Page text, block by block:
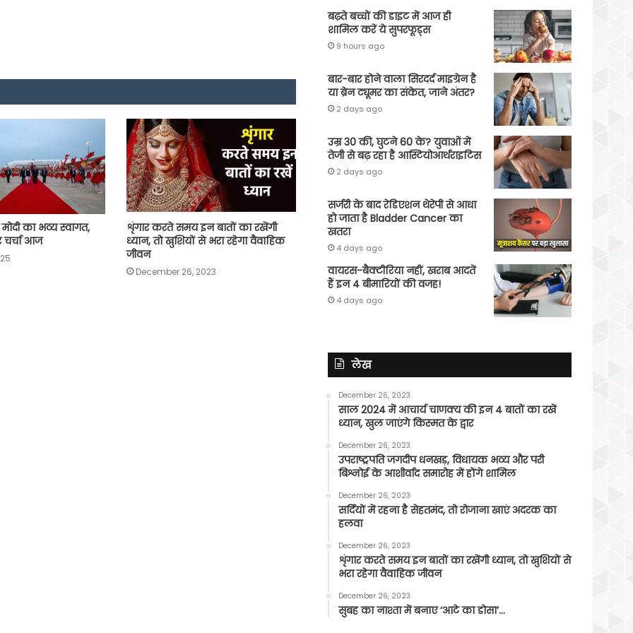
का भव्य स्वागत,
चर्चा आज
शृंगार करते समय इन बातों का रखेंगी
ध्यान, तो खुशियों से भरा रहेगा वैवाहिक
जीवन
December 26, 2023
बढ़ते बच्चों की डाइट में आज ही
शामिल करें ये सुपरफूड्स
9 hours ago
बार-बार होने वाला सिरदर्द माइग्रेन है
या ब्रेन ट्यूमर का संकेत, जाने अंतर?
2 days ago
उम्र 30 की, घुटने 60 के? युवाओं में
तेजी से बढ़ रहा है आस्टियोआर्थराइटिस
2 days ago
सर्जरी के बाद रेडिएशन थेरेपी से आधा
हो जाता है Bladder Cancer का
खतरा
4 days ago
वायरस-बैक्टीरिया नहीं, खराब आदतें
हैं इन 4 बीमारियों की वजह!
4 days ago
लेख
December 26, 2023
साल 2024 में आचार्य चाणक्य की इन 4 बातों का रखें
ध्यान, खुल जाएंगे किस्मत के द्वार
December 26, 2023
उपराष्ट्रपति जगदीप धनखड़, विधायक भव्य और परी
बिश्नोई के आशीर्वाद समारोह में होंगे शामिल
December 26, 2023
सर्दियों में रहना है सेहतमंद, तो रोजाना खाएं अदरक का
हलवा
December 26, 2023
शृंगार करते समय इन बातों का रखेंगी ध्यान, तो खुशियों से
भरा रहेगा वैवाहिक जीवन
December 26, 2023
सुबह का नाश्ता में बनाए ‘आटे का डोसा’…